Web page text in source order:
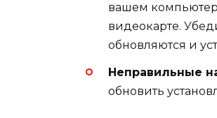
вашем
видеокарте.
обновляются и
Неправильные
обновить